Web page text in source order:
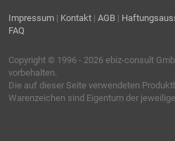
Impressum | Kontakt | AGB |
FAQ
Copyright © 1996 - 2026 ebiz-consult
vorbehalten.
Die auf dieser Seite verwendeten
Warenzeichen sind Eigentum der